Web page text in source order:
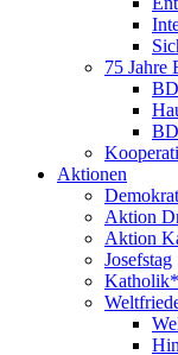
75 Jahre
Aktionen
Aktion
Aktion
Josefstag